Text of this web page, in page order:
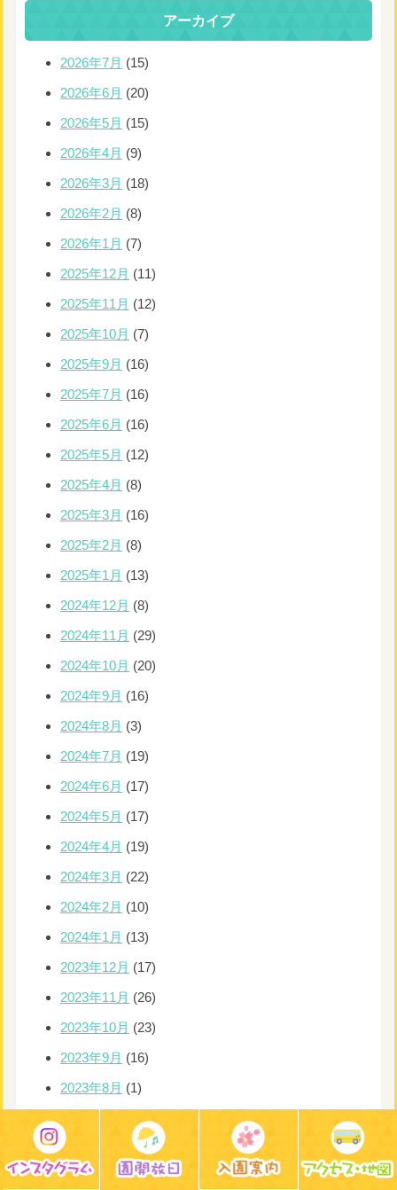
アーカイブ
2026年7月 (15)
2026年6月 (20)
2026年5月 (15)
2026年4月 (9)
2026年3月 (18)
2026年2月 (8)
2026年1月 (7)
2025年12月 (11)
2025年11月 (12)
2025年10月 (7)
2025年9月 (16)
2025年7月 (16)
2025年6月 (16)
2025年5月 (12)
2025年4月 (8)
2025年3月 (16)
2025年2月 (8)
2025年1月 (13)
2024年12月 (8)
2024年11月 (29)
2024年10月 (20)
2024年9月 (16)
2024年8月 (3)
2024年7月 (19)
2024年6月 (17)
2024年5月 (17)
2024年4月 (19)
2024年3月 (22)
2024年2月 (10)
2024年1月 (13)
2023年12月 (17)
2023年11月 (26)
2023年10月 (23)
2023年9月 (16)
2023年8月 (1)
(16)
2023年6月
(16)
2023年5月(13)